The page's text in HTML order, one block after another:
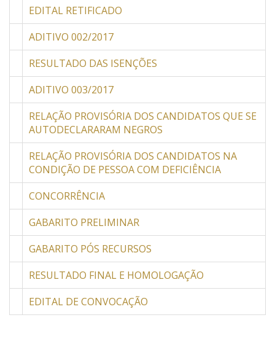
EDITAL RETIFICADO
ADITIVO 002/2017
RESULTADO DAS ISENÇÕES
ADITIVO 003/2017
RELAÇÃO PROVISÓRIA DOS CANDIDATOS QUE SE
AUTODECLARARAM NEGROS
RELAÇÃO PROVISÓRIA DOS CANDIDATOS NA
CONDIÇÃO DE PESSOA COM DEFICIÊNCIA
CONCORRÊNCIA
GABARITO PRELIMINAR
GABARITO PÓS RECURSOS
RESULTADO FINAL E HOMOLOGAÇÃO
EDITAL DE CONVOCAÇÃO